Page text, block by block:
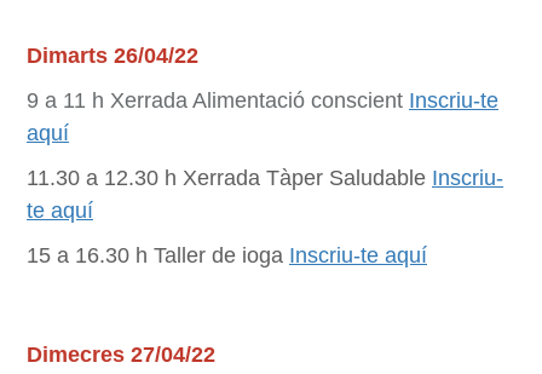
Dimarts 26/04/22
9 a 11 h Xerrada Alimentació conscient Inscriu-te
aquí
11.30 a 12.30 h Xerrada Tàper Saludable Inscriu-
te aquí
15 a 16.30 h Taller de ioga Inscriu-te aquí
Dimecres 27/04/22